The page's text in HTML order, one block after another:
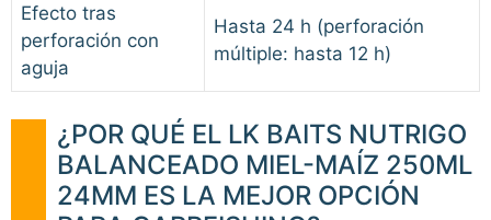
Efecto tras
perforación con
aguja
Hasta 24 h (perforación
múltiple: hasta 12 h)
¿POR QUÉ EL LK BAITS NUTRIGO
BALANCEADO MIEL-MAÍZ 250ML
24MM ES LA MEJOR OPCIÓN